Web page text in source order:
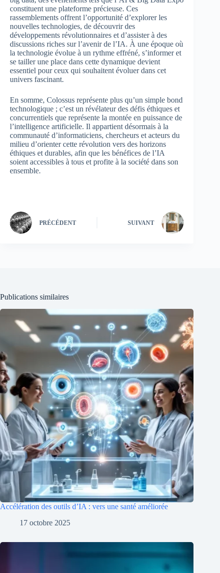
constituent une plateforme précieuse. Ces
rassemblements offrent l’opportunité d’explorer les
nouvelles technologies, de découvrir des
développements révolutionnaires et d’assister à des
discussions riches sur l’avenir de l’IA. À une époque où
la technologie évolue à un rythme effréné, s’informer et
se tailler une place dans cette dynamique devient
essentiel pour ceux qui souhaitent évoluer dans cet
univers fascinant.
En somme, Colossus représente plus qu’un simple bond
technologique ; c’est un révélateur des défis éthiques et
concurrentiels que représente la montée en puissance de
l’intelligence artificielle. Il appartient désormais à la
communauté d’informaticiens, chercheurs et acteurs du
milieu d’orienter cette révolution vers des horizons
éthiques et durables, afin que les bénéfices de l’IA
soient accessibles à tous et profite à la société dans son
ensemble.
PRÉCÉDENT SUIVANT
Publications similaires
Accélération des outils d’IA : vers une santé améliorée
17 octobre 2025